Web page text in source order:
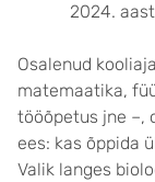
2024.
Osalenud
matemaatika,
tööõpetus jne –,
ees: kas õppida
Valik langes